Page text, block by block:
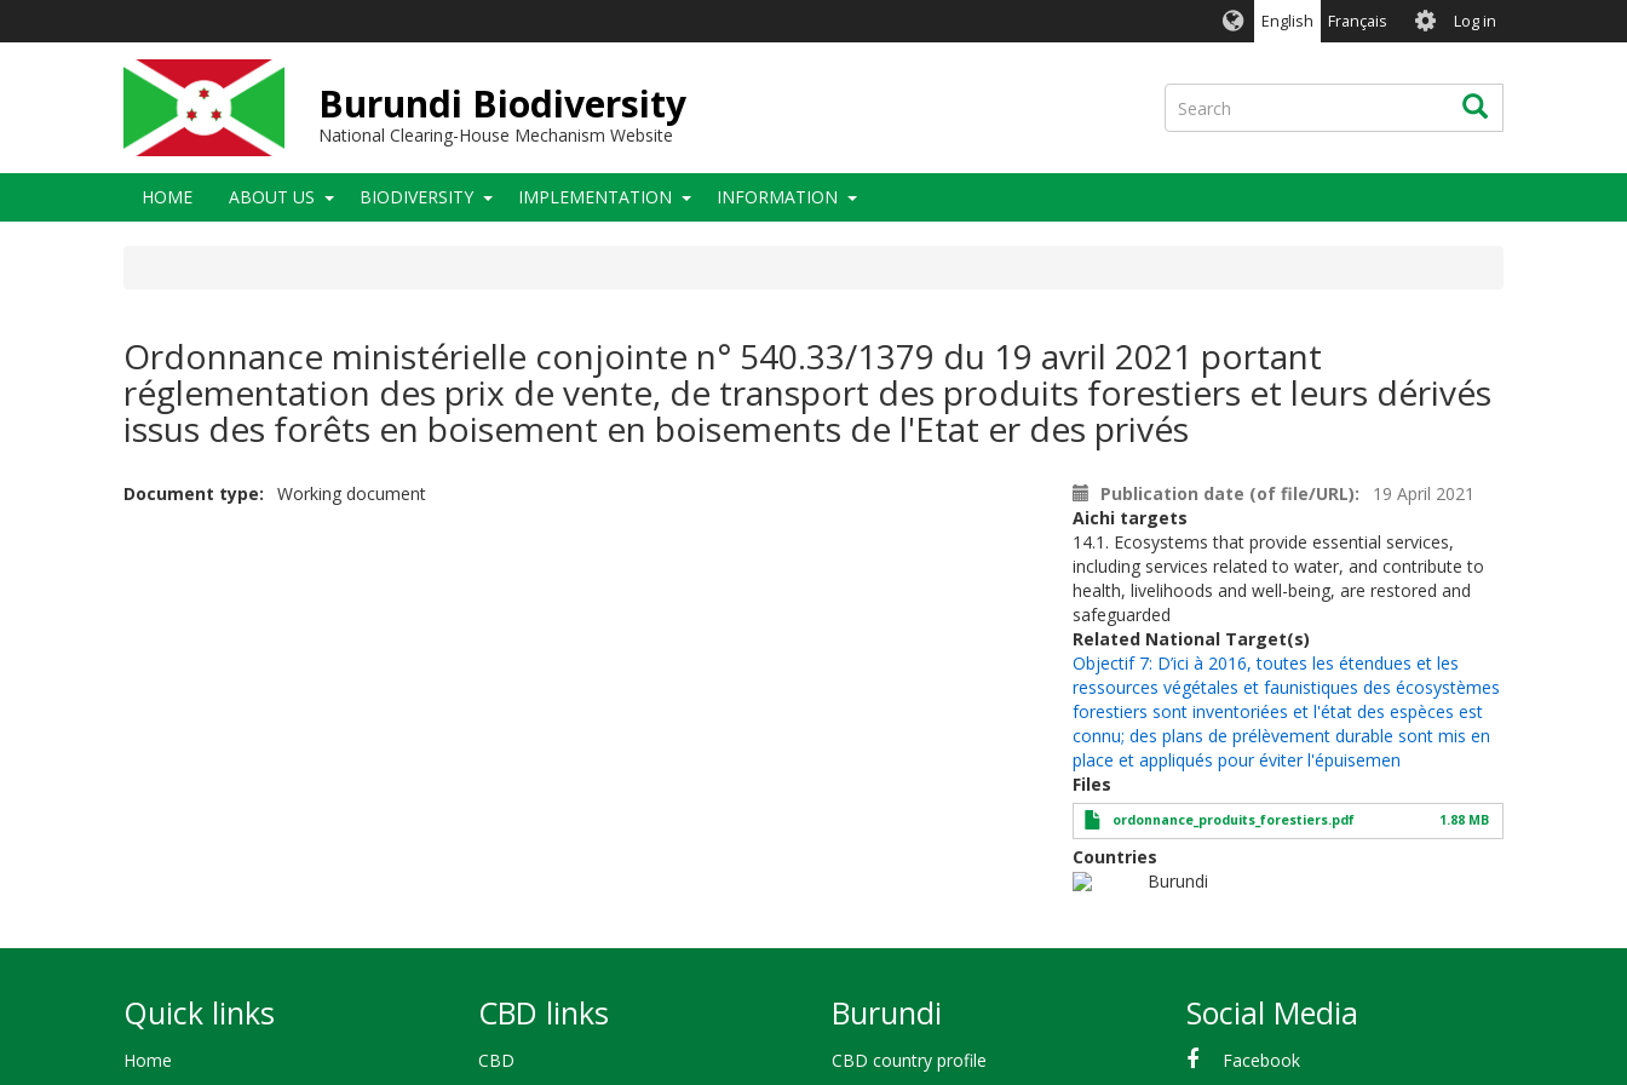
English Français User
account
menu
Log in
Burundi Biodiversity
National Clearing-House Mechanism Website
Search Search
Main
navigation
HOME ABOUT US BIODIVERSITY IMPLEMENTATION INFORMATION
Ordonnance ministérielle conjointe n° 540.33/1379 du 19 avril 2021 portant
réglementation des prix de vente, de transport des produits forestiers et leurs dérivés
issus des forêts en boisement en boisements de l'Etat er des privés
Document type Working document Publication date (of file/URL)
19 April 2021
Aichi targets
14.1. Ecosystems that provide essential services,
including services related to water, and contribute to
health, livelihoods and well-being, are restored and
safeguarded
Related National Target(s)
Objectif 7: D’ici à 2016, toutes les étendues et les
ressources végétales et faunistiques des écosystèmes
forestiers sont inventoriées et l'état des espèces est
connu; des plans de prélèvement durable sont mis en
place et appliqués pour éviter l'épuisemen
Files
ordonnance_produits_forestiers.pdf 1.88 MB
Countries
Burundi
Quick links
Home
CBD links
CBD
Burundi
CBD country profile
Social Media
Facebook